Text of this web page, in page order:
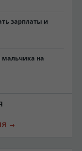
зарплаты и
мальчика на